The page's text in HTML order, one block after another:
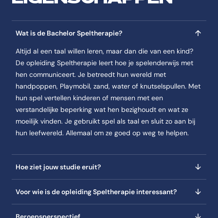
In jaar 1, semester 1 van de opleiding Bachelor Speltherapie
Jaar 2
In jaar 2, semester 1 van de opleiding Bachelor Speltherapie
Jaar 3
In jaar 3, semester 1 van de opleiding Bachelor Speltherapie
Jaar 4
In jaar 4, semester 1 van de opleiding Bachelor Speltherapie
In jaar 1, semester 1 van de opleiding Bachelor Speltherapie
Wat is de Bachelor Speltherapie?
Altijd al een taal willen leren, maar dan die van een kind?
De opleiding Speltherapie leert hoe je spelenderwijs met
hen communiceert. Je betreedt hun wereld met
handpoppen, Playmobil, zand, water of knutselspullen. Met
hun spel vertellen kinderen of mensen met een
verstandelijke beperking wat hen bezighoudt en wat ze
moeilijk vinden. Je gebruikt spel als taal en sluit zo aan bij
hun leefwereld. Allemaal om ze goed op weg te helpen.
Hoe ziet jouw studie eruit?
Voor wie is de opleiding Speltherapie interessant?